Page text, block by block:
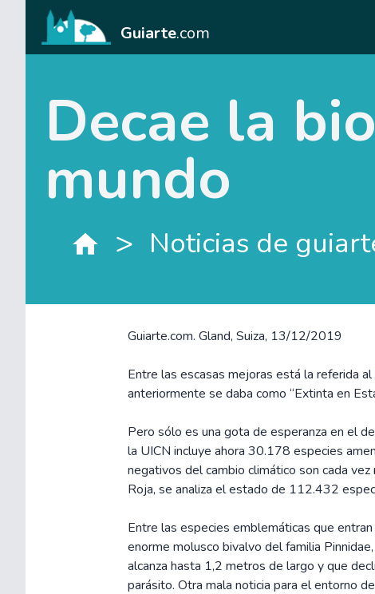
Guiarte.com
Decae la
mundo
> Noticias de
Guiarte.com. Gland, Suiza, 13/12/2019
Entre las escasas mejoras está la referida al
anteriormente se daba como “Extinta en
Pero sólo es una gota de esperanza en el
la UICN incluye ahora 30.178 especies
negativos del cambio climático son cada
Roja, se analiza el estado de 112.432
Entre las especies emblemáticas que
enorme molusco bivalvo del familia
alcanza hasta 1,2 metros de largo y que
parásito. Otra mala noticia para el entorno